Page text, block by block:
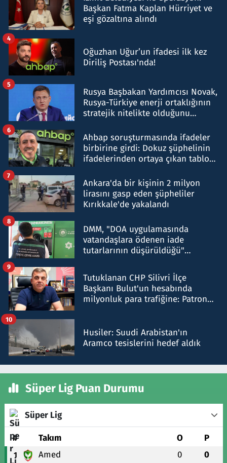
Başkan Fatma Kaplan Hürriyet ve
eşi gözaltına alındı
Oğuzhan Uğur’un ifadesi ilk kez
Diriliş Postası'nda!
4
Rusya Başbakan Yardımcısı Novak,
Rusya-Türkiye enerji ortaklığının
stratejik nitelikte olduğunu
5
Ahbap soruşturmasında ifadeler
birbirine girdi: Dokuz şüphelinin
ifadelerinden ortaya çıkan tablo
6
Ankara'da bir kişinin 2 milyon
lirasını gasp eden şüpheliler
Kırıkkale'de yakalandı
7
DMM, "DOA uygulamasında
vatandaşlara ödenen iade
tutarlarının düşürüldüğü"
8
Tutuklanan CHP Silivri İlçe
Başkanı Bulut'un hesabında
milyonluk para trafiğine: Patron
9
Husiler: Suudi Arabistan'ın
Aramco tesislerini hedef aldık
10
Süper Lig Puan Durumu
Süper Lig
# Takım O P
1 Amed 0 0